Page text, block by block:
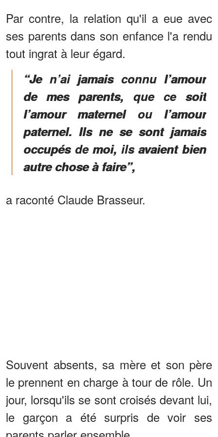
Par contre, la relation qu'il a eue avec
ses parents dans son enfance l'a rendu
tout ingrat à leur égard.
“Je n’ai jamais connu l’amour
de mes parents, que ce soit
l’amour maternel ou l’amour
paternel. Ils ne se sont jamais
occupés de moi, ils avaient bien
autre chose à faire”,
a raconté Claude Brasseur.
Souvent absents, sa mère et son père
le prennent en charge à tour de rôle. Un
jour, lorsqu'ils se sont croisés devant lui,
le garçon a été surpris de voir ses